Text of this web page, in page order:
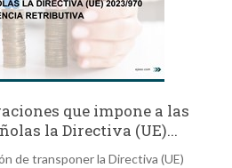
que impone a las
la Directiva (UE)...
de transponer la Directiva (UE)